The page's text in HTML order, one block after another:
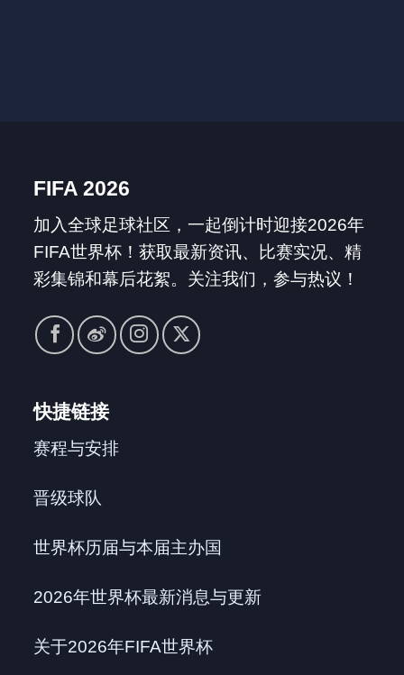
FIFA 2026
加入全球足球社区，一起倒计时迎接2026年
FIFA世界杯！获取最新资讯、比赛实况、精
彩集锦和幕后花絮。关注我们，参与热议！
快捷链接
赛程与安排
晋级球队
世界杯历届与本届主办国
2026年世界杯最新消息与更新
关于2026年FIFA世界杯